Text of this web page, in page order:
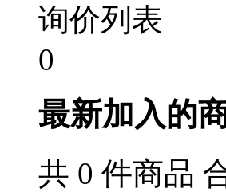
询价列表
0
最新加入的
共 0 件商品